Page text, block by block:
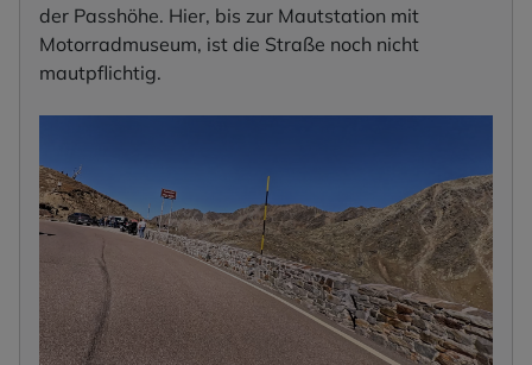
der Passhöhe. Hier, bis zur Mautstation mit
Motorradmuseum, ist die Straße noch nicht
mautpflichtig.